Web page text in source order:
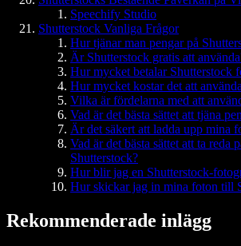
Speechify Studio
Shutterstock Vanliga Frågor
Hur tjänar man pengar på
Är Shutterstock gratis att
Hur mycket betalar Shutterstock
Hur mycket kostar det att
Vilka är fördelarna med att
Vad är det bästa sättet att tjäna
Är det säkert att ladda upp mina
Vad är det bästa sättet att ta reda
Shutterstock?
Hur blir jag en Shutterstock-
Hur skickar jag in mina foton till
Rekommenderade inlägg